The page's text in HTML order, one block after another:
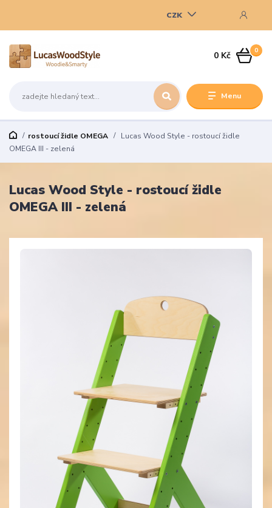
Menu
CZK
0
0 Kč
rostoucí židle OMEGA
Lucas Wood Style - rostoucí židle
OMEGA III - zelená
Lucas Wood Style - rostoucí židle
OMEGA III - zelená